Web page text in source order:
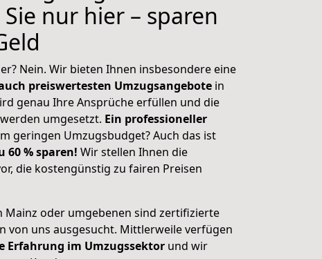
nur hier – sparen
Nein. Wir bieten Ihnen insbesondere eine
preiswertesten Umzugsangebote in
genau Ihre Ansprüche erfüllen und die
umgesetzt. Ein professioneller
geringen Umzugsbudget? Auch das ist
60 % sparen! Wir stellen Ihnen die
die kostengünstig zu fairen Preisen
oder umgebenen sind zertifizierte
von uns ausgesucht. Mittlerweile verfügen
Erfahrung im Umzugssektor und wir